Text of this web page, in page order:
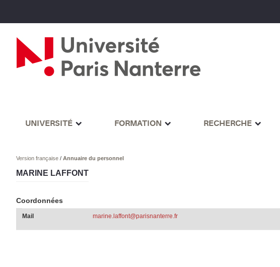
UNIVERSITÉ FORMATION RECHERCHE
Version française/ Annuaire du personnel
MARINE LAFFONT
Coordonnées
Mail marine.laffont@parisnanterre.fr